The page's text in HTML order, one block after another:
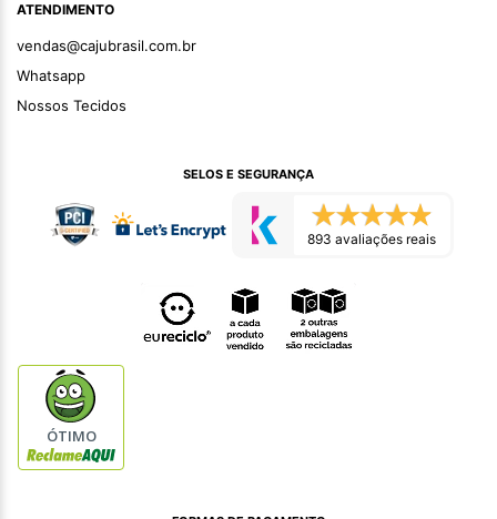
ATENDIMENTO
vendas@cajubrasil.com.br
Whatsapp
Nossos Tecidos
SELOS E SEGURANÇA
893 avaliações reais
ÓTIMO